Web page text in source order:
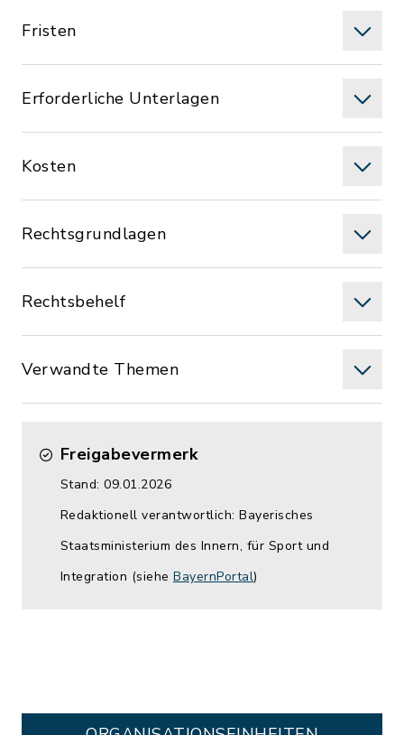
Fristen
Erforderliche Unterlagen
Kosten
Rechtsgrundlagen
Rechtsbehelf
Verwandte Themen
Freigabevermerk
Stand: 09.01.2026
Redaktionell verantwortlich: Bayerisches
Staatsministerium des Innern, für Sport und
Integration (siehe BayernPortal)